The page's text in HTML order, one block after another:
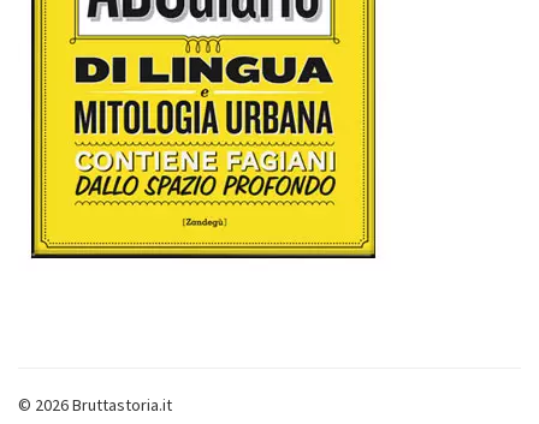
© 2026 Bruttastoria.it